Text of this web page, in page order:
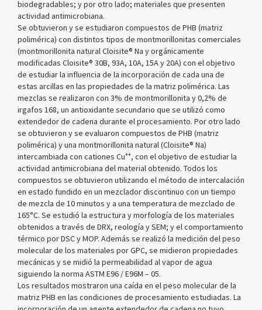
biodegradables; y por otro lado; materiales que presenten
actividad antimicrobiana.
Se obtuvieron y se estudiaron compuestos de PHB (matriz
polimérica) con distintos tipos de montmorillonitas comerciales
(montmorillonita natural Cloisite® Na y orgánicamente
modificadas Cloisite® 30B, 93A, 10A, 15A y 20A) con el objetivo
de estudiar la influencia de la incorporación de cada una de
estas arcillas en las propiedades de la matriz polimérica. Las
mezclas se realizaron con 3% de montmorillonita y 0,2% de
irgafos 168, un antioxidante secundario que se utilizó como
extendedor de cadena durante el procesamiento. Por otro lado
se obtuvieron y se evaluaron compuestos de PHB (matriz
polimérica) y una montmorillonita natural (Cloisite® Na)
intercambiada con cationes Cu++, con el objetivo de estudiar la
actividad antimicrobiana del material obtenido. Todos los
compuestos se obtuvieron utilizando el método de intercalación
en estado fundido en un mezclador discontinuo con un tiempo
de mezcla de 10 minutos y a una temperatura de mezclado de
165°C. Se estudió la estructura y morfología de los materiales
obtenidos a través de DRX, reología y SEM; y el comportamiento
térmico por DSC y MOP. Además se realizó la medición del peso
molecular de los materiales por GPC, se midieron propiedades
mecánicas y se midió la permeabilidad al vapor de agua
siguiendo la norma ASTM E96 / E96M – 05.
Los resultados mostraron una caída en el peso molecular de la
matriz PHB en las condiciones de procesamiento estudiadas. La